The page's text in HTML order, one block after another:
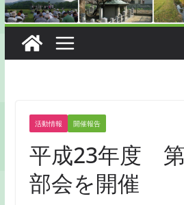
活動情報 開催報告
平成23年度
部会を開催